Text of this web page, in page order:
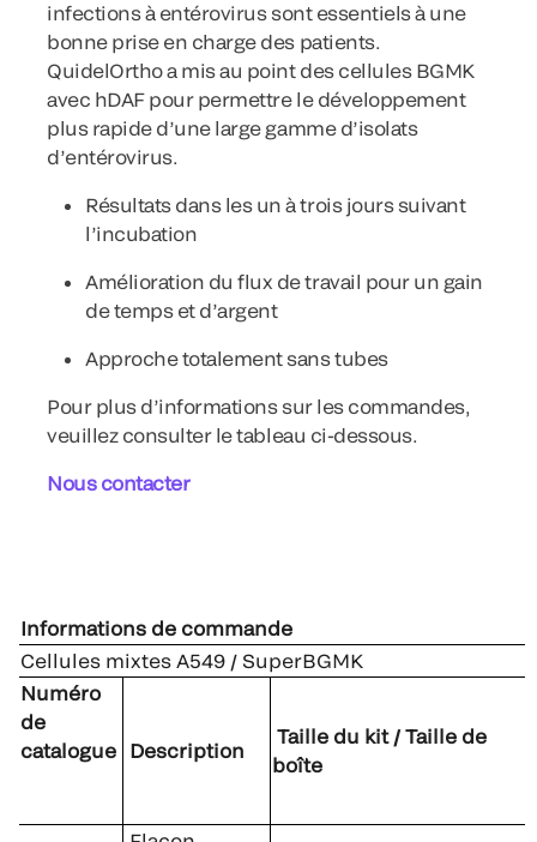
infections à entérovirus sont essentiels à une
bonne prise en charge des patients.
QuidelOrtho a mis au point des cellules BGMK
avec hDAF pour permettre le développement
plus rapide d’une large gamme d’isolats
d’entérovirus.
Résultats dans les un à trois jours suivant
l’incubation
Amélioration du flux de travail pour un gain
de temps et d’argent
Approche totalement sans tubes
Pour plus d’informations sur les commandes,
veuillez consulter le tableau ci-dessous.
Nous contacter
Informations de commande
Cellules mixtes A549 / SuperBGMK
Numéro
de
catalogue
Description
Taille du kit / Taille de
boîte